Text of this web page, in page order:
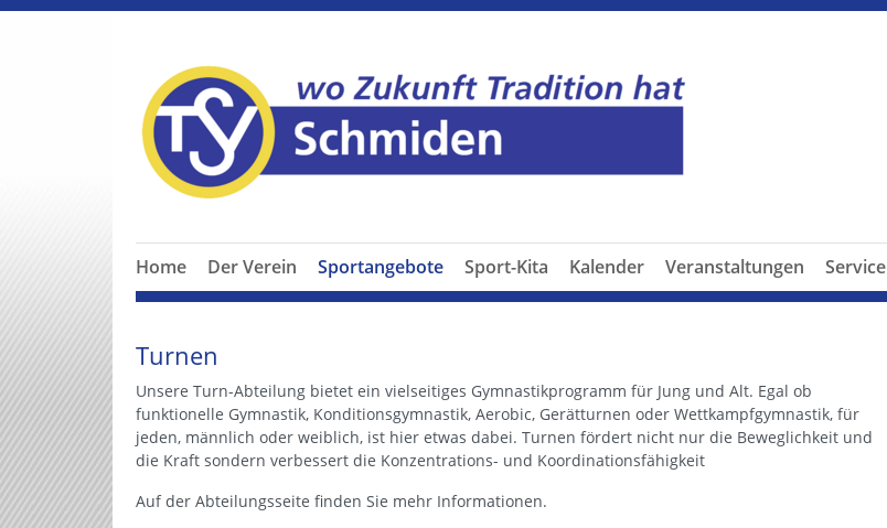
Home Der Verein Sportangebote Sport-Kita Kalender Veranstaltungen Service
Turnen
Unsere Turn-Abteilung bietet ein vielseitiges Gymnastikprogramm für Jung und Alt. Egal ob
funktionelle Gymnastik, Konditionsgymnastik, Aerobic, Gerätturnen oder Wettkampfgymnastik, für
jeden, männlich oder weiblich, ist hier etwas dabei. Turnen fördert nicht nur die Beweglichkeit und
die Kraft sondern verbessert die Konzentrations- und Koordinationsfähigkeit
Auf der Abteilungsseite finden Sie mehr Informationen.